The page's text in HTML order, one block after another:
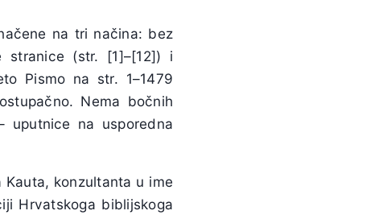
na tri načina: bez
stranice (str. [1]–[12]) i
Pismo na str. 1–1479
Nema bočnih
uputnice na usporedna
konzultanta u ime
Hrvatskoga biblijskoga